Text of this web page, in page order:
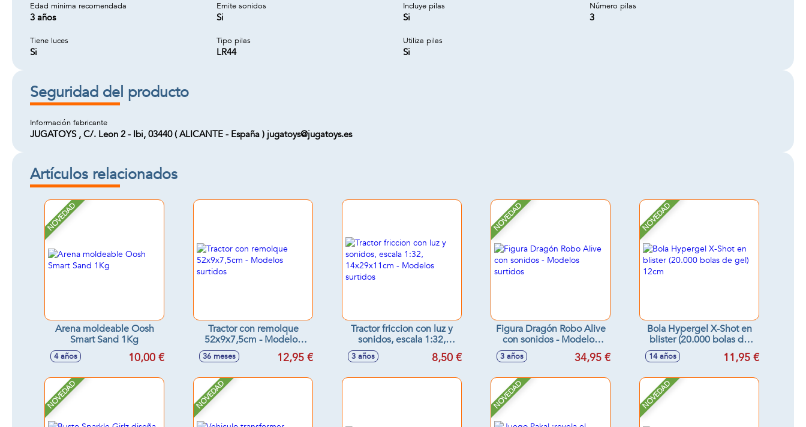
Edad minima recomendada
3 años
Emite sonidos
Si
Incluye pilas
Si
Número pilas
3
Tiene luces
Si
Tipo pilas
LR44
Utiliza pilas
Si
Seguridad del producto
Información fabricante
JUGATOYS , C/. Leon 2 - Ibi, 03440 ( ALICANTE - España ) jugatoys@jugatoys.es
Artículos relacionados
NOVEDAD
Arena moldeable Oosh
Smart Sand 1Kg
4 años 10,00 €
Tractor con remolque
52x9x7,5cm - Modelos
surtidos
36 meses 12,95 €
Tractor friccion con luz y
sonidos, escala 1:32,
14x29x11cm - Modelos
3 años 8,50 €
NOVEDAD
Figura Dragón Robo Alive
con sonidos - Modelos
3 años 34,95 €
NOVEDAD
Bola Hypergel X-Shot en
blister (20.000 bolas de
gel) 12cm
14 años 11,95 €
NOVEDAD NOVEDAD NOVEDAD NOVEDAD